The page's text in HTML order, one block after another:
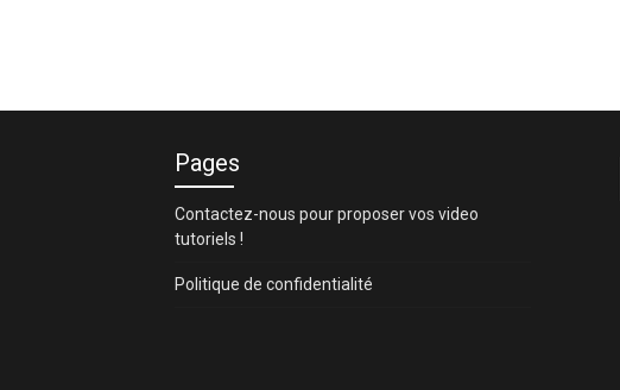
Pages
Contactez-nous pour proposer vos video
tutoriels !
Politique de confidentialité